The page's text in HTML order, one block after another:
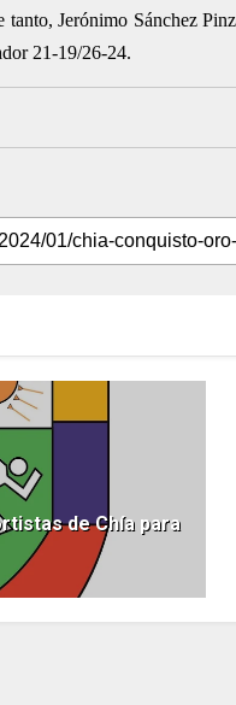
Jerónimo Sánchez
21-19/26-24.
de Chía para